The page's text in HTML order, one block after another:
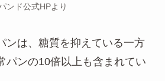
ンド公式HPより
ンは、糖質を抑えている一方
パンの10倍以上も含まれてい